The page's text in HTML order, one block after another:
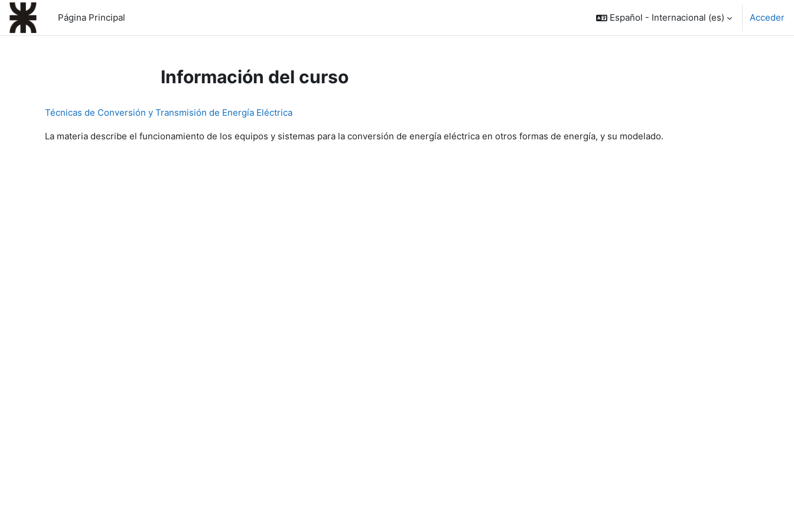
Salta al contenido principal
Página Principal
Español - Internacional ‎(es)‎ Acceder
Información del curso
Técnicas de Conversión y Transmisión de Energía Eléctrica
La materia describe el funcionamiento de los equipos y sistemas para la conversión de energía eléctrica en otros formas de energía, y su modelado.